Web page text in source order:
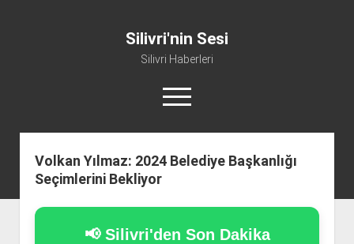
Silivri'nin Sesi
Silivri Haberleri
m
e
ü
ü
Manifesto
Gündem
Haber
Volkan Yılmaz: 2024 Belediye Başkanlığı
Seçimlerini Bekliyor
📢 Silivri'den Son Dakika